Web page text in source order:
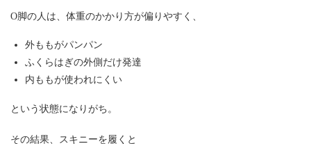
O脚の人は、体重のかかり方が偏りやすく、
外ももがパンパン
ふくらはぎの外側だけ発達
内ももが使われにくい
という状態になりがち。
その結果、スキニーを履くと